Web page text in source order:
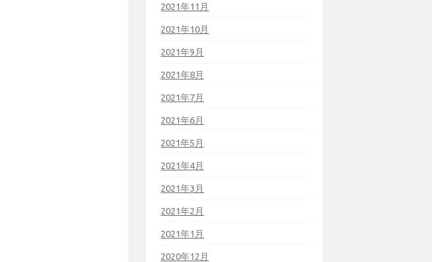
2021年11月
2021年10月
2021年9月
2021年8月
2021年7月
2021年6月
2021年5月
2021年4月
2021年3月
2021年2月
2021年1月
2020年12月